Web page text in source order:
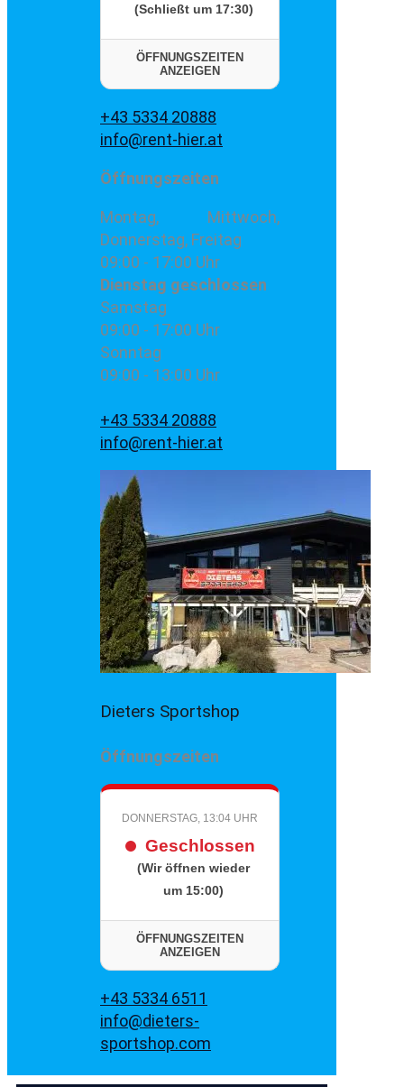
(Schließt um 17:30)
ÖFFNUNGSZEITEN
ANZEIGEN
+43 5334 20888
info@rent-hier.at
Öffnungszeiten
Montag, Mittwoch,
Donnerstag, Freitag
09:00 - 17:00 Uhr
Dienstag geschlossen
Samstag
09:00 - 17:00 Uhr
Sonntag
09:00 - 13:00 Uhr
+43 5334 20888
info@rent-hier.at
Dieters Sportshop
Öffnungszeiten
DONNERSTAG, 13:04 UHR
Geschlossen
(Wir öffnen wieder
um 15:00)
ÖFFNUNGSZEITEN
ANZEIGEN
+43 5334 6511
info@dieters-
sportshop.com